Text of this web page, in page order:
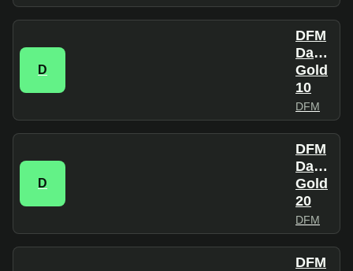
D
DFM
Dance
Gold
10
DFM
D
DFM
Dance
Gold
20
DFM
DFM